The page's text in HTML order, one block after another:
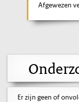
Afgewezen
Er zijn geen of